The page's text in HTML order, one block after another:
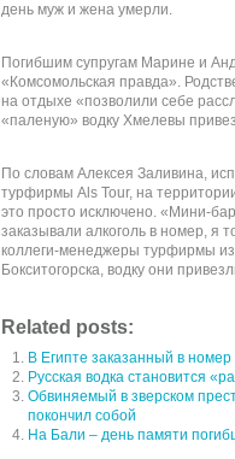
день муж и жена умерли.
Погибшим супругам Марине и
«Комсомольская правда».
на отдыхе «позволили себе
«паленую» водку Хмелевы
По словам Алексея Заливина,
турфирмы Als Tour, на
это просто исключено. «Мини-
заказывали алкоголь в номер, я
коллеги-менеджеры турфирмы
Бокситогорска, водку они
Related posts:
В Египте заказанный в
Русская водка становится
Обвиняемый в зверском
покончил собой
На Бали – день памяти